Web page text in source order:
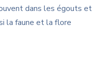
dans les égouts et
la faune et la flore